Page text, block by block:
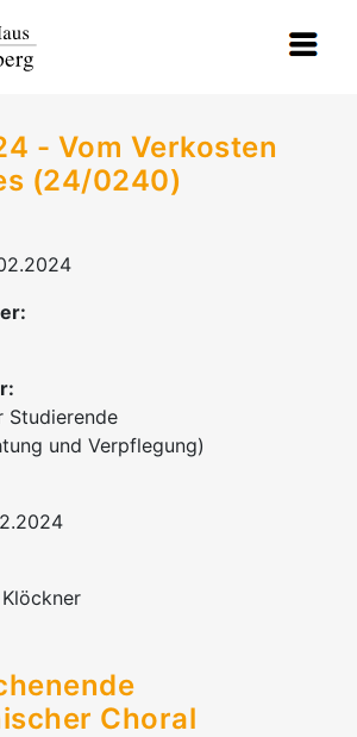
- Vom Verkosten
(24/0240)
und Verpflegung)
Choral